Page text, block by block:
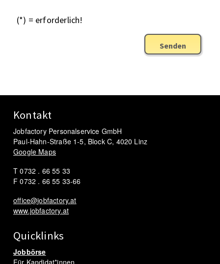
(*) = erforderlich!
Senden
Kontakt
Jobfactory Personalservice GmbH
Paul-Hahn-Straße 1-5, Block C, 4020 Linz
Google Maps
T 0732 . 66 55 33
F 0732 . 66 55 33-66
office@jobfactory.at
www.jobfactory.at
Quicklinks
Jobbörse